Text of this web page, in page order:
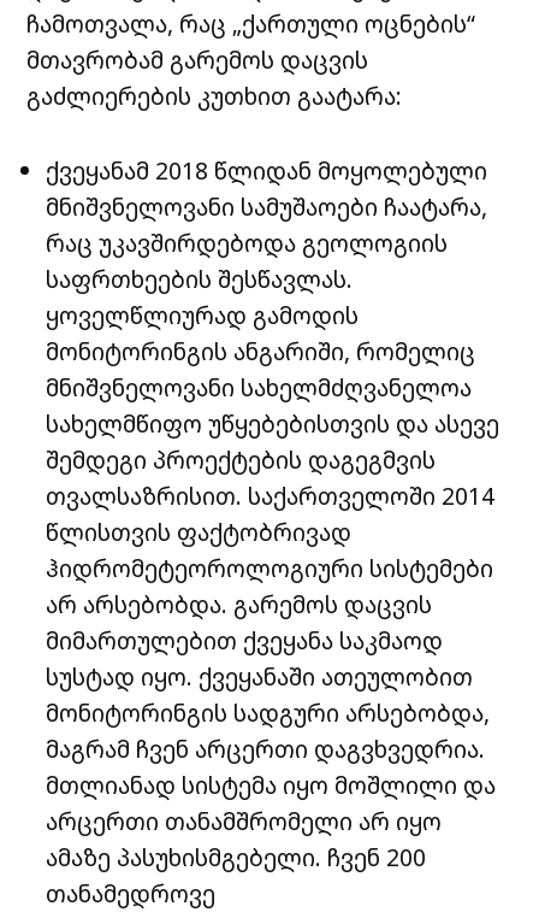
ჩამოთვალა, რაც „ქართული ოცნების“
მთავრობამ გარემოს დაცვის
გაძლიერების კუთხით გაატარა:
ქვეყანამ 2018 წლიდან მოყოლებული
მნიშვნელოვანი სამუშაოები ჩაატარა,
რაც უკავშირდებოდა გეოლოგიის
საფრთხეების შესწავლას.
ყოველწლიურად გამოდის
მონიტორინგის ანგარიში, რომელიც
მნიშვნელოვანი სახელმძღვანელოა
სახელმწიფო უწყებებისთვის და ასევე
შემდეგი პროექტების დაგეგმვის
თვალსაზრისით. საქართველოში 2014
წლისთვის ფაქტობრივად
ჰიდრომეტეოროლოგიური სისტემები
არ არსებობდა. გარემოს დაცვის
მიმართულებით ქვეყანა საკმაოდ
სუსტად იყო. ქვეყანაში ათეულობით
მონიტორინგის სადგური არსებობდა,
მაგრამ ჩვენ არცერთი დაგვხვედრია.
მთლიანად სისტემა იყო მოშლილი და
არცერთი თანამშრომელი არ იყო
ამაზე პასუხისმგებელი. ჩვენ 200
თანამედროვე